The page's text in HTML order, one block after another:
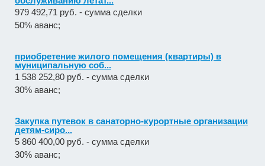
979 492,71 руб. - сумма сделки
50% аванс;
приобретение жилого помещения (квартиры) в
муниципальную соб...
1 538 252,80 руб. - сумма сделки
30% аванс;
Закупка путевок в санаторно-курортные организации
детям-сиро...
5 860 400,00 руб. - сумма сделки
30% аванс;